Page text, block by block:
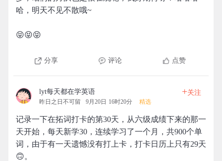
哈，明天不见不散哦~
😝😝😝
分享 评论 点赞
lyt每天都在学英语
昨日之日不可留 9月20日 16时20分 精选
+关注
记录一下在拓词打卡的第30天，从六级成绩下来的那一
天开始，每天新学30，连续学习了一个月，共900个单
词，由于有一天遗憾没有打上卡，打卡日历上只有29天
🙃。